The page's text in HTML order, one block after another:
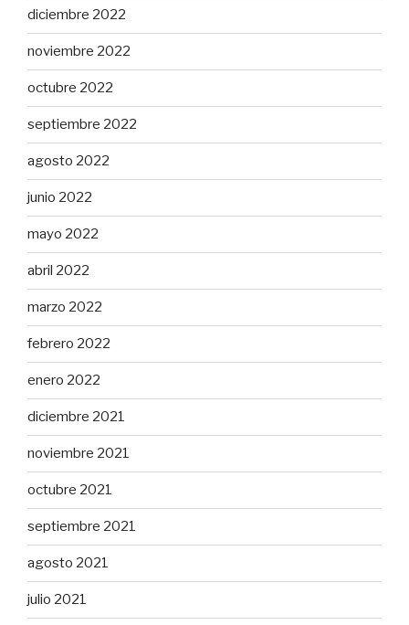
diciembre 2022
noviembre 2022
octubre 2022
septiembre 2022
agosto 2022
junio 2022
mayo 2022
abril 2022
marzo 2022
febrero 2022
enero 2022
diciembre 2021
noviembre 2021
octubre 2021
septiembre 2021
agosto 2021
julio 2021